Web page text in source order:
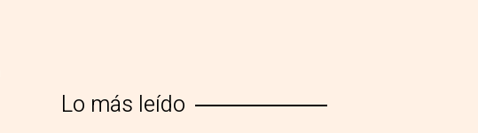
Lo más leído